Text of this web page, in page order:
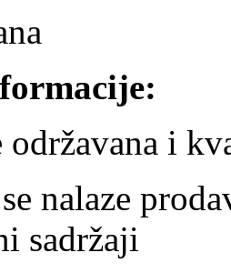
održavana i
nalaze
sadržaji